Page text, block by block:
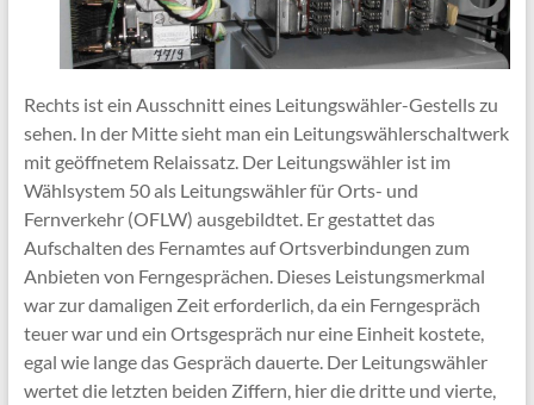
Rechts ist ein Ausschnitt eines Leitungswähler-Gestells zu
sehen. In der Mitte sieht man ein Leitungswählerschaltwerk
mit geöffnetem Relaissatz. Der Leitungswähler ist im
Wählsystem 50 als Leitungswähler für Orts- und
Fernverkehr (OFLW) ausgebildtet. Er gestattet das
Aufschalten des Fernamtes auf Ortsverbindungen zum
Anbieten von Ferngesprächen. Dieses Leistungsmerkmal
war zur damaligen Zeit erforderlich, da ein Ferngespräch
teuer war und ein Ortsgespräch nur eine Einheit kostete,
egal wie lange das Gespräch dauerte. Der Leitungswähler
wertet die letzten beiden Ziffern, hier die dritte und vierte,